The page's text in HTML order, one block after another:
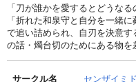
「刀が誰かを愛するとどうな
「折れた和泉守と自分を一緒
で追い詰められ、自刃を決意
の話・燭台切のためにある物
サークル名 センザイミ